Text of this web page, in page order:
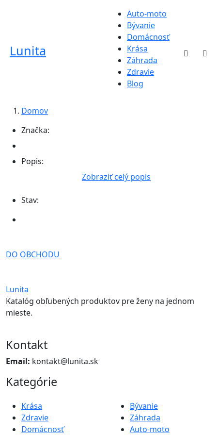
Lunita
Auto-moto
Bývanie
Domácnosť
Krása
Záhrada
Zdravie
Blog
Domov
Značka:
Popis:
Zobraziť celý popis
Stav:
DO OBCHODU
Lunita
Katalóg obľubených produktov pre ženy na jednom
mieste.
Kontakt
Email: kontakt@lunita.sk
Kategórie
Krása
Zdravie
Domácnosť
Bývanie
Záhrada
Auto-moto